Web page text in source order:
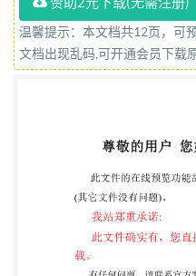
(foamblocktest)
布 2018-06-01实施 中华
温馨提示：本文档共12页，可
文档出现乱码,可开通会员下载